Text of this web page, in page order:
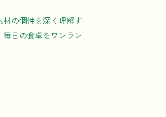
材の個性を深く理解す
日の食卓をワンラン